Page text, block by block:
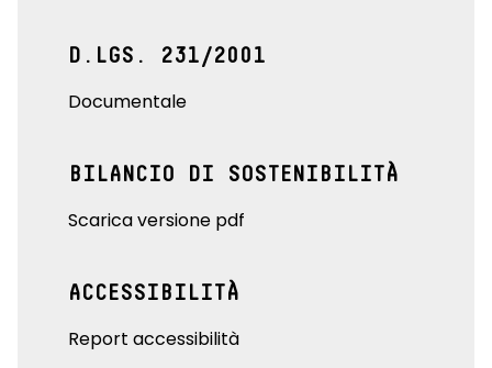
D.LGS. 231/2001
Documentale
BILANCIO DI SOSTENIBILITÀ
Scarica versione pdf
ACCESSIBILITÀ
Report accessibilità